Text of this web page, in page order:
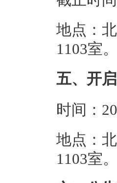
地点：
1103室。
五、开启
时间：
地点：
1103室。